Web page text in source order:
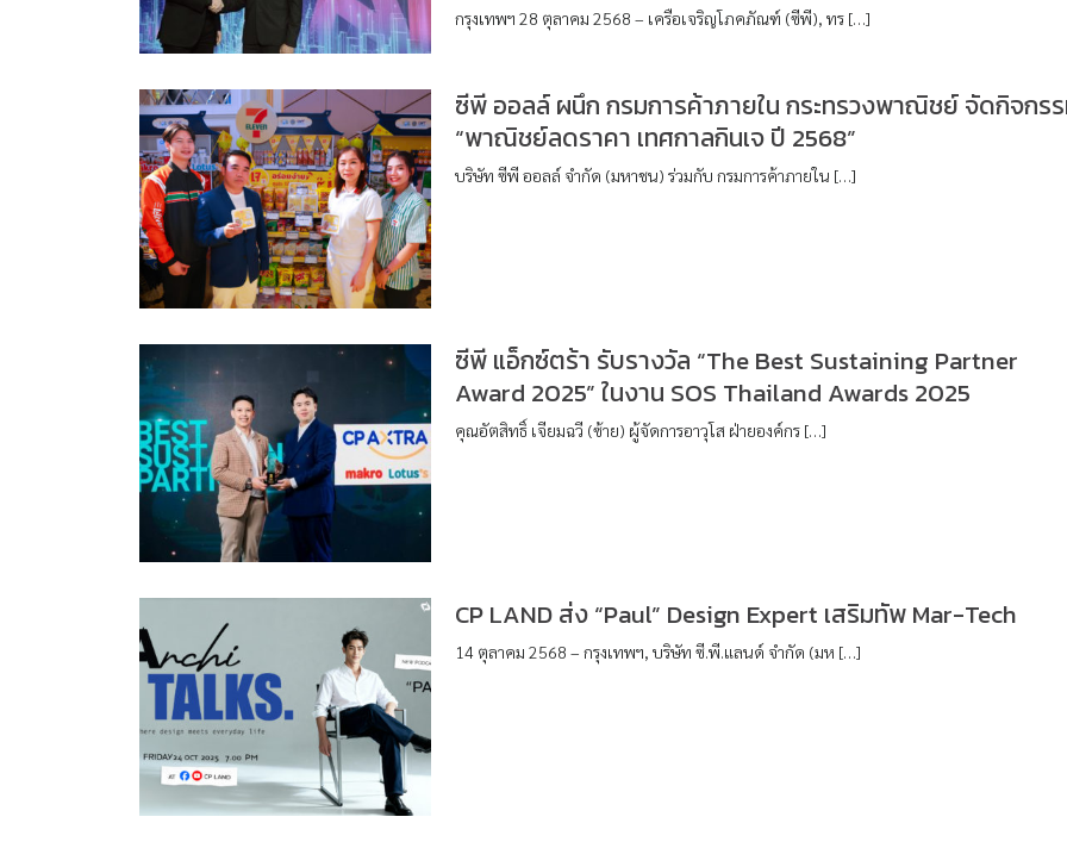
กรุงเทพฯ 28 ตุลาคม 2568 – เครือเจริญโภคภัณฑ์ (ซีพี), ทร […]
ซีพี ออลล์ ผนึก กรมการค้าภายใน กระทรวงพาณิชย์ จัดกิจกร
“พาณิชย์ลดราคา เทศกาลกินเจ ปี 2568”
บริษัท ซีพี ออลล์ จำกัด (มหาชน) ร่วมกับ กรมการค้าภายใน […]
ซีพี แอ็กซ์ตร้า รับรางวัล “The Best Sustaining Partner
Award 2025” ในงาน SOS Thailand Awards 2025
คุณอัตสิทธิ์ เจียมฉวี (ซ้าย) ผู้จัดการอาวุโส ฝ่ายองค์กร […]
CP LAND ส่ง “Paul” Design Expert เสริมทัพ Mar-Tech
14 ตุลาคม 2568 – กรุงเทพฯ, บริษัท ซี.พี.แลนด์ จำกัด (มห […]